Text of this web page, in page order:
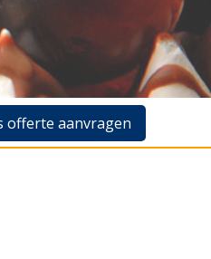
offerte aanvragen